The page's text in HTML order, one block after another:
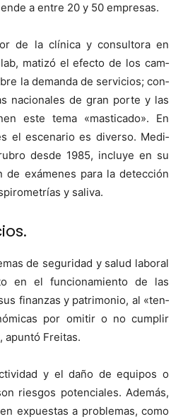
a entre 20 y 50 empre­sas.
de la clíni­ca y con­sul­to­ra en
matizó el efec­to de los cam­
la deman­da de ser­vi­cios; con­
nacionales de gran porte y las
este tema «mas­ti­ca­do». En
el esce­nario es diver­so. Medi­
des­de 1985, incluye en su
de exámenes para la detec­ción
y sali­va.
de seguri­dad y salud lab­o­ral
en el fun­cionamien­to de las
finan­zas y pat­ri­mo­nio, al «ten­
por omi­tir o no cumplir
apun­tó Fre­itas.
y el daño de equipos o
ries­gos poten­ciales. Además,
expues­tas a prob­le­mas, como